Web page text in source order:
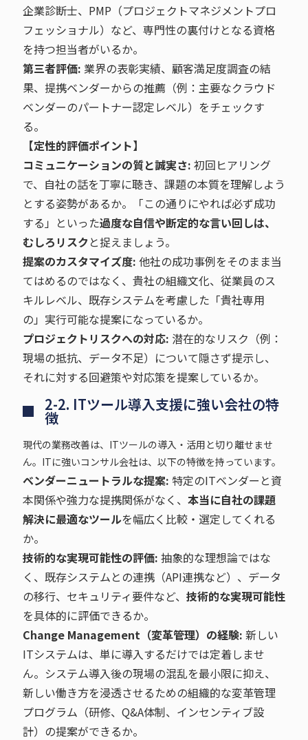
企業診断士、PMP（プロジェクトマネジメントプロ
フェッショナル）など、専門性の裏付けとなる資格
を持つ担当者がいるか。
第三者評価: 業界の表彰実績、顧客満足度調査の結
果、提携ベンダーからの推薦（例：主要なクラウド
ベンダーのパートナー認定レベル）をチェックす
る。
【定性的評価ポイント】
コミュニケーションの質と誠実さ: 初回ヒアリング
で、自社の話を丁寧に聴き、課題の本質を理解しよう
とする姿勢があるか。「この通りにやれば必ず成功
する」といった過度な自信や断定的な言い回しは、
むしろリスクと捉えましょう。
提案のカスタマイズ度: 他社の成功事例をそのまま当
てはめるのではなく、貴社の組織文化、従業員のス
キルレベル、既存システムを考慮した「貴社専用
の」実行可能な提案になっているか。
プロジェクトリスクへの対応: 潜在的なリスク（例：
現場の抵抗、データ不足）について隠さず提示し、
それに対する回避策や対応策を提案しているか。
2-2. ITツール導入支援に強い会社の特
徴
現代の業務改善は、ITツールの導入・活用と切り離せませ
ん。ITに強いコンサル会社は、以下の特徴を持っています。
ベンダーニュートラルな提案: 特定のITベンダーと資
本関係や強力な提携関係がなく、 本当に自社の課題
解決に最適なツールを幅広く比較・選定してくれる
か。
技術的な実現可能性の評価: 抽象的な理想論ではな
く、既存システムとの連携（API連携など）、データ
の移行、セキュリティ要件など、 技術的な実現可能性
を具体的に評価できるか。
Change Management（変革管理）の経験: 新しい
ITシステムは、単に導入するだけでは定着しませ
ん。システム導入後の現場の混乱を最小限に抑え、
新しい働き方を浸透させるための組織的な変革管理
プログラム（研修、Q&A体制、インセンティブ設
計）の提案ができるか。